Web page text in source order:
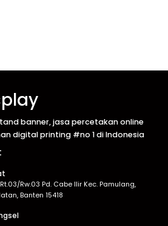
banner, jasa percetakan online
digital printing #no 1 di Indonesia
Rw.03 Pd. Cabe Ilir Kec. Pamulang,
Banten 15418